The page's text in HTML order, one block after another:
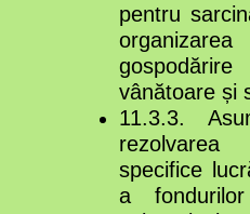
pentru
vânătoare și
11.3.3.
specifice
a